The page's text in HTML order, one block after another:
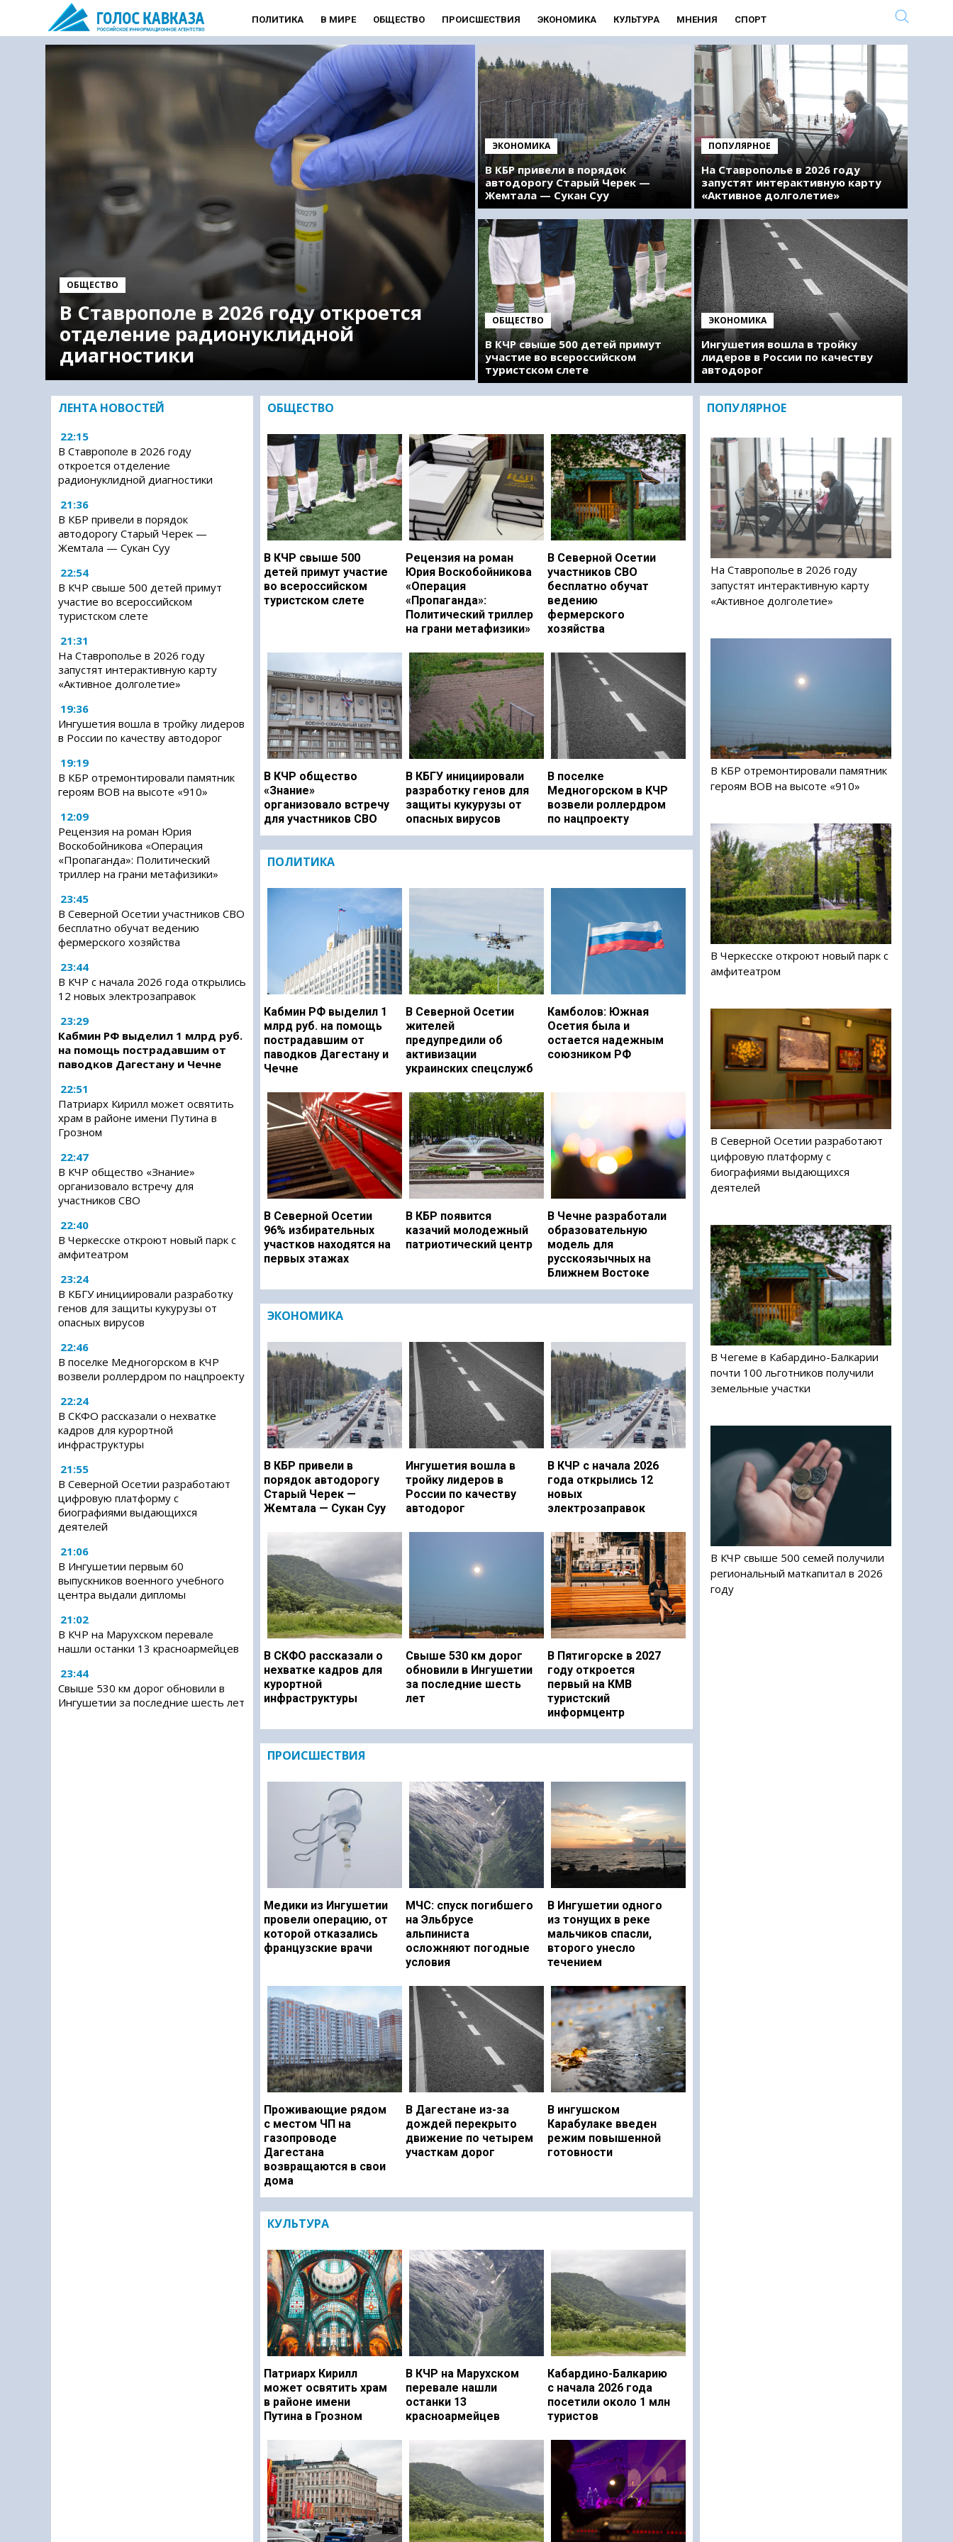
ПОЛИТИКА В МИРЕ ОБЩЕСТВО ПРОИСШЕСТВИЯ ЭКОНОМИКА КУЛЬТУРА МНЕНИЯ СПОРТ
ОБЩЕСТВО
В Ставрополе в 2026 году откроется
отделение радионуклидной
диагностики
ЭКОНОМИКА
В КБР привели в порядок
автодорогу Старый Черек —
Жемтала — Сукан Суу
ОБЩЕСТВО
В КЧР свыше 500 детей примут
участие во всероссийском
туристском слете
ПОПУЛЯРНОЕ
На Ставрополье в 2026 году
запустят интерактивную карту
«Активное долголетие»
ЭКОНОМИКА
Ингушетия вошла в тройку
лидеров в России по качеству
автодорог
ЛЕНТА НОВОСТЕЙ
22:15
В Ставрополе в 2026 году
откроется отделение
радионуклидной диагностики
21:36
В КБР привели в порядок
автодорогу Старый Черек —
Жемтала — Сукан Суу
22:54
В КЧР свыше 500 детей примут
участие во всероссийском
туристском слете
21:31
На Ставрополье в 2026 году
запустят интерактивную карту
«Активное долголетие»
19:36
Ингушетия вошла в тройку лидеров
в России по качеству автодорог
19:19
В КБР отремонтировали памятник
героям ВОВ на высоте «910»
12:09
Рецензия на роман Юрия
Воскобойникова «Операция
«Пропаганда»: Политический
триллер на грани метафизики»
23:45
В Северной Осетии участников СВО
бесплатно обучат ведению
фермерского хозяйства
23:44
В КЧР с начала 2026 года открылись
12 новых электрозаправок
23:29
Кабмин РФ выделил 1 млрд руб.
на помощь пострадавшим от
паводков Дагестану и Чечне
22:51
Патриарх Кирилл может освятить
храм в районе имени Путина в
Грозном
22:47
В КЧР общество «Знание»
организовало встречу для
участников СВО
22:40
В Черкесске откроют новый парк с
амфитеатром
23:24
В КБГУ инициировали разработку
генов для защиты кукурузы от
опасных вирусов
22:46
В поселке Медногорском в КЧР
возвели роллердром по нацпроекту
22:24
В СКФО рассказали о нехватке
кадров для курортной
инфраструктуры
21:55
В Северной Осетии разработают
цифровую платформу с
биографиями выдающихся
деятелей
21:06
В Ингушетии первым 60
выпускников военного учебного
центра выдали дипломы
21:02
В КЧР на Марухском перевале
нашли останки 13 красноармейцев
23:44
Свыше 530 км дорог обновили в
Ингушетии за последние шесть лет
ОБЩЕСТВО
В КЧР свыше 500
детей примут участие
во всероссийском
туристском слете
Рецензия на роман
Юрия Воскобойникова
«Операция
«Пропаганда»:
Политический триллер
на грани метафизики»
В Северной Осетии
участников СВО
бесплатно обучат
ведению
фермерского
хозяйства
В КЧР общество
«Знание»
организовало встречу
для участников СВО
В КБГУ инициировали
разработку генов для
защиты кукурузы от
опасных вирусов
В поселке
Медногорском в КЧР
возвели роллердром
по нацпроекту
ПОЛИТИКА
Кабмин РФ выделил 1
млрд руб. на помощь
пострадавшим от
паводков Дагестану и
Чечне
В Северной Осетии
жителей
предупредили об
активизации
украинских спецслужб
Камболов: Южная
Осетия была и
остается надежным
союзником РФ
В Северной Осетии
96% избирательных
участков находятся на
первых этажах
В КБР появится
казачий молодежный
патриотический центр
В Чечне разработали
образовательную
модель для
русскоязычных на
Ближнем Востоке
ЭКОНОМИКА
В КБР привели в
порядок автодорогу
Старый Черек —
Жемтала — Сукан Суу
Ингушетия вошла в
тройку лидеров в
России по качеству
автодорог
В КЧР с начала 2026
года открылись 12
новых
электрозаправок
В СКФО рассказали о
нехватке кадров для
курортной
инфраструктуры
Свыше 530 км дорог
обновили в Ингушетии
за последние шесть
лет
В Пятигорске в 2027
году откроется
первый на КМВ
туристский
информцентр
ПРОИСШЕСТВИЯ
Медики из Ингушетии
провели операцию, от
которой отказались
французские врачи
МЧС: спуск погибшего
на Эльбрусе
альпиниста
осложняют погодные
условия
В Ингушетии одного
из тонущих в реке
мальчиков спасли,
второго унесло
течением
Проживающие рядом
с местом ЧП на
газопроводе
Дагестана
возвращаются в свои
дома
В Дагестане из-за
дождей перекрыто
движение по четырем
участкам дорог
В ингушском
Карабулаке введен
режим повышенной
готовности
КУЛЬТУРА
Патриарх Кирилл
может освятить храм
в районе имени
Путина в Грозном
В КЧР на Марухском
перевале нашли
останки 13
красноармейцев
Кабардино-Балкарию
с начала 2026 года
посетили около 1 млн
туристов
ПОПУЛЯРНОЕ
На Ставрополье в 2026 году
запустят интерактивную карту
«Активное долголетие»
В КБР отремонтировали памятник
героям ВОВ на высоте «910»
В Черкесске откроют новый парк с
амфитеатром
В Северной Осетии разработают
цифровую платформу с
биографиями выдающихся
деятелей
В Чегеме в Кабардино-Балкарии
почти 100 льготников получили
земельные участки
В КЧР свыше 500 семей получили
региональный маткапитал в 2026
году